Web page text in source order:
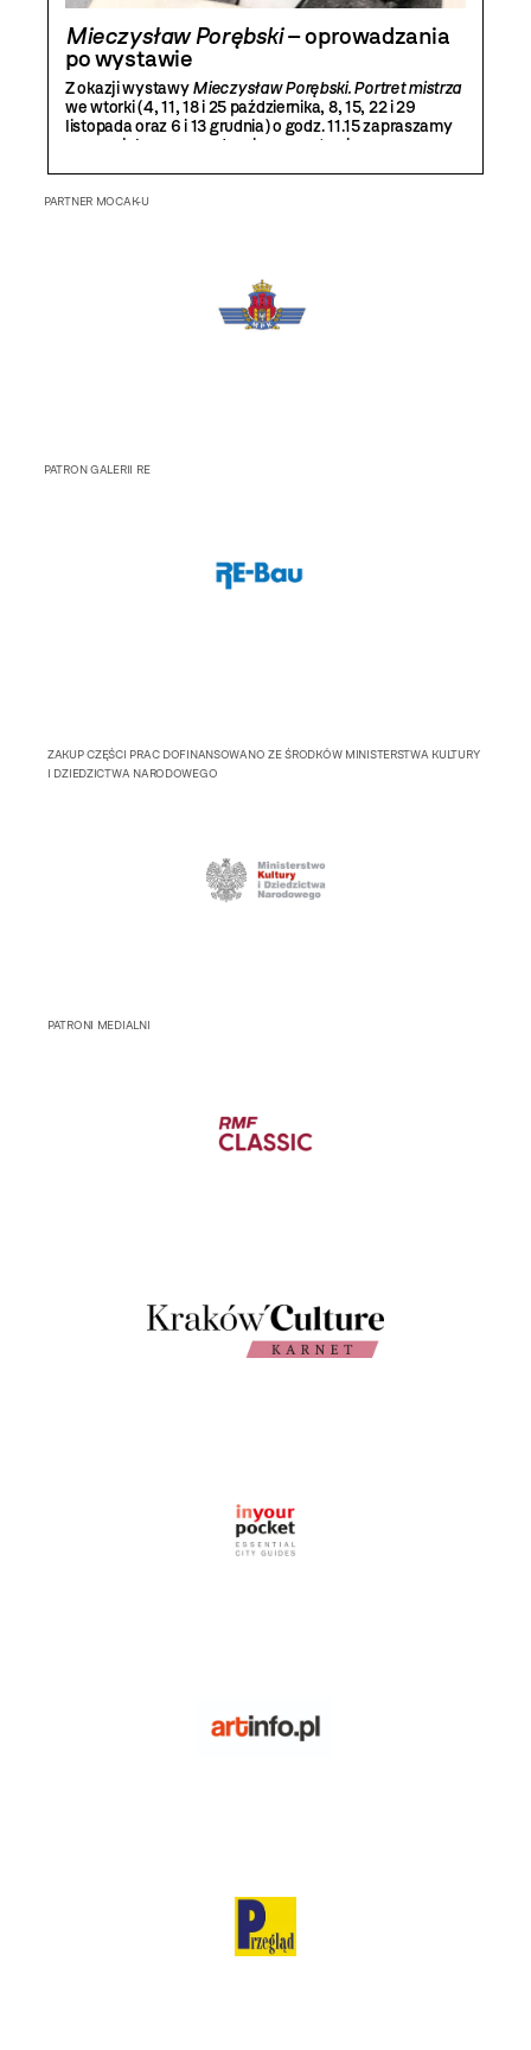
Mieczysław Porębski– oprowadzania
po wystawie
Z okazji wystawyMieczysław Porębski. Portret mistrza
we wtorki (4, 11, 18 i 25 października, 8, 15, 22 i 29
listopada oraz 6 i 13 grudnia) o godz. 11.15 zapraszamy
na specjalne oprowadzania po wystawie oraz
PARTNER MOCAK-U
PATRON GALERII RE
ZAKUP CZĘŚCI PRAC DOFINANSOWANO ZE ŚRODKÓW MINISTERSTWA KULTURY
I DZIEDZICTWA NARODOWEGO
PATRONI MEDIALNI